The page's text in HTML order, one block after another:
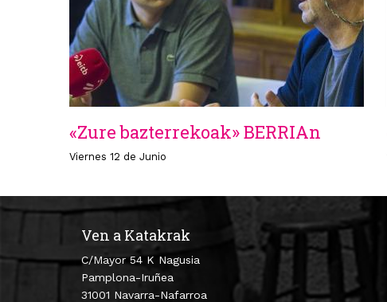
«Zure bazterrekoak» BERRIAn
Viernes 12 de Junio
Ven a Katakrak
C/Mayor 54 K Nagusia
Pamplona-Iruñea
31001 Navarra-Nafarroa